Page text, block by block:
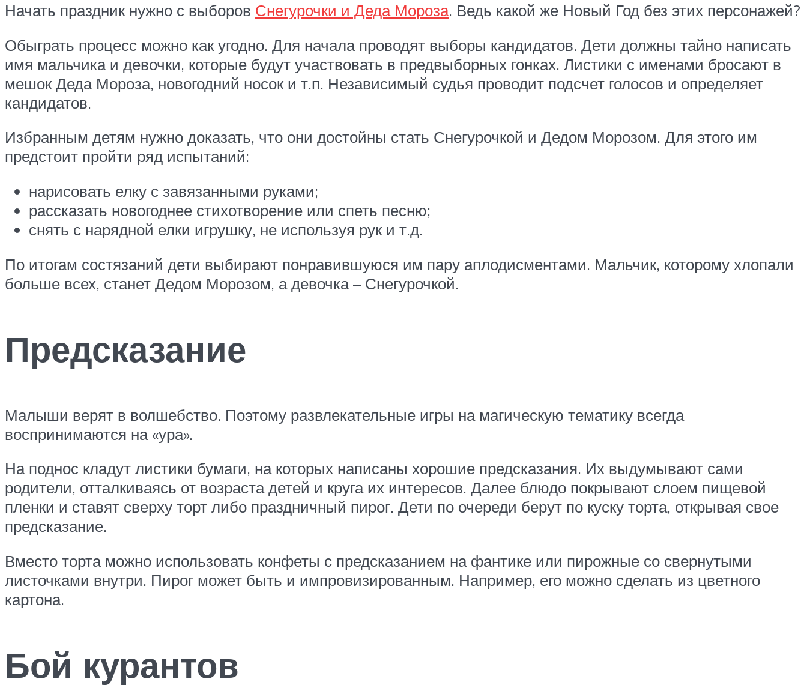
Начать праздник нужно с выборов Снегурочки и Деда Мороза. Ведь какой же Новый Год без этих персонажей?
Обыграть процесс можно как угодно. Для начала проводят выборы кандидатов. Дети должны тайно написать
имя мальчика и девочки, которые будут участвовать в предвыборных гонках. Листики с именами бросают в
мешок Деда Мороза, новогодний носок и т.п. Независимый судья проводит подсчет голосов и определяет
кандидатов.
Избранным детям нужно доказать, что они достойны стать Снегурочкой и Дедом Морозом. Для этого им
предстоит пройти ряд испытаний:
нарисовать елку с завязанными руками;
рассказать новогоднее стихотворение или спеть песню;
снять с нарядной елки игрушку, не используя рук и т.д.
По итогам состязаний дети выбирают понравившуюся им пару аплодисментами. Мальчик, которому хлопали
больше всех, станет Дедом Морозом, а девочка – Снегурочкой.
Предсказание
Малыши верят в волшебство. Поэтому развлекательные игры на магическую тематику всегда
воспринимаются на «ура».
На поднос кладут листики бумаги, на которых написаны хорошие предсказания. Их выдумывают сами
родители, отталкиваясь от возраста детей и круга их интересов. Далее блюдо покрывают слоем пищевой
пленки и ставят сверху торт либо праздничный пирог. Дети по очереди берут по куску торта, открывая свое
предсказание.
Вместо торта можно использовать конфеты с предсказанием на фантике или пирожные со свернутыми
листочками внутри. Пирог может быть и импровизированным. Например, его можно сделать из цветного
картона.
Бой курантов